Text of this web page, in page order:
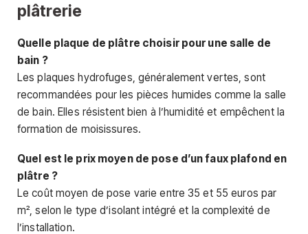
plâtrerie
Quelle plaque de plâtre choisir pour une salle de
bain ?
Les plaques hydrofuges, généralement vertes, sont
recommandées pour les pièces humides comme la salle
de bain. Elles résistent bien à l’humidité et empêchent la
formation de moisissures.
Quel est le prix moyen de pose d’un faux plafond en
plâtre ?
Le coût moyen de pose varie entre 35 et 55 euros par
m², selon le type d’isolant intégré et la complexité de
l’installation.